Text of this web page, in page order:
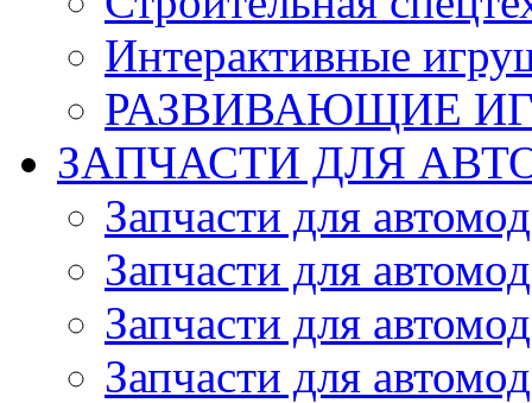
Интерактивные
РАЗВИВАЮЩИЕ
ЗАПЧАСТИ ДЛЯ
Запчасти для
Запчасти для
Запчасти для
Запчасти для